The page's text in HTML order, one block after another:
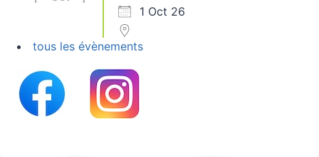
1 Oct 26
tous les évènements